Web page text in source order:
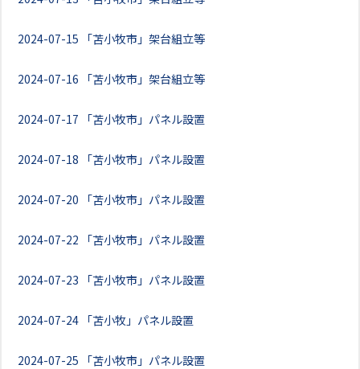
2024-07-15 「苫小牧市」架台組立等
2024-07-16 「苫小牧市」架台組立等
2024-07-17 「苫小牧市」パネル設置
2024-07-18 「苫小牧市」パネル設置
2024-07-20 「苫小牧市」パネル設置
2024-07-22 「苫小牧市」パネル設置
2024-07-23 「苫小牧市」パネル設置
2024-07-24 「苫小牧」パネル設置
2024-07-25 「苫小牧市」パネル設置